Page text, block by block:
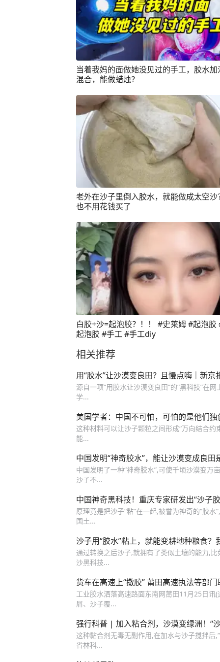
当着我妈的面做她没见过的手工，胶水加
混合，能做蜡烛？
老外在沙子里倒入胶水，就能做成太空沙
也不用花钱买了
白胶+沙=起泡胶？！！ #史莱姆 #起泡胶
起泡胶 #手工 #手工diy
相关推荐
用“胶水”让沙漠变良田？且慢点嗨｜新京
源自一项“用胶水让沙漠变良田”的“黑科技”在
学...
美国学者：中国不可怕，可怕的是他们独
这种材料可以让沙子颗粒之间形成“万向结合
能...
中国发明“神奇胶水”，能让沙漠变成良田
中国发明了一种“神奇胶水”,可使千顷沙漠变
沙子不...
中国神奇黑科技！重庆专家研发出“沙子
原理竟是把沙子“粘”在一起,被誉为神奇的“胶
国土...
沙子用“胶水”粘上，就能变耕地种粮食
通过转换之后沙子,就拥有了类似土壤的能力,
沙黑科技...
货车在高速上“撒胶” 莆田高速执法等部
工业胶水洒落高速路面东南网莆田11月25日
屑、沙子覆...
强行科普 | 加入粘合剂，沙漠变绿洲！“
这种黏合剂无毒无副作用,在加水与沙子搅拌后
省林科...